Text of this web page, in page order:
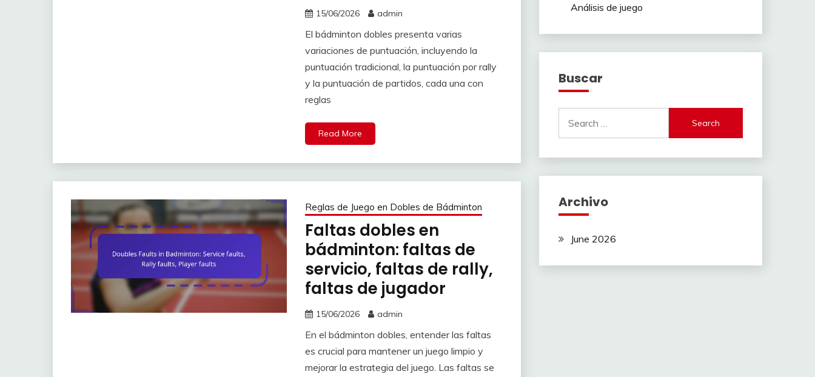
15/06/2026 admin
El bádminton dobles presenta varias
variaciones de puntuación, incluyendo la
puntuación tradicional, la puntuación por rally
y la puntuación de partidos, cada una con
reglas
Read More
Reglas de Juego en Dobles de Bádminton
Faltas dobles en
bádminton: faltas de
servicio, faltas de rally,
faltas de jugador
15/06/2026 admin
En el bádminton dobles, entender las faltas
es crucial para mantener un juego limpio y
mejorar la estrategia del juego. Las faltas se
Análisis de juego
Buscar
for:
Archivo
June 2026